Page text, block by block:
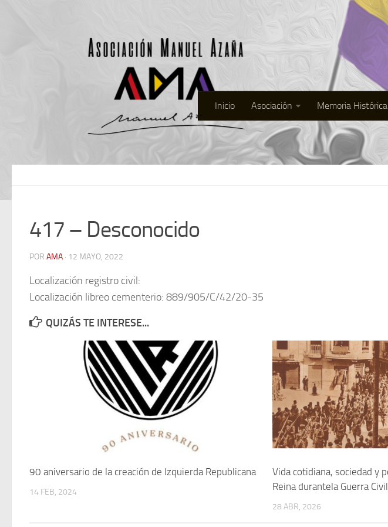
Inicio Asociación Memoria Histórica
417 – Desconocido
POR AMA · 12 MAYO, 2022
Localización registro civil:
Localización libreo cementerio: 889/905/C/42/20-35
QUIZÁS TE INTERESE...
90 aniversario de la creación de Izquierda Republicana
14 FEB, 2024
Vida cotidiana, sociedad y
Reina durantela Guerra Civil
28 ABR, 2026